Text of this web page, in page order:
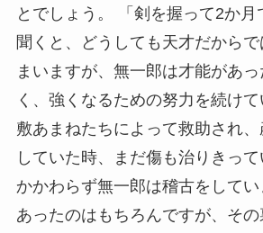
とでしょう。 「剣を握って2か月
聞くと、どうしても天才だから
まいますが、無一郎は才能があ
く、強くなるための努力を続け
敷あまねたちによって救助され
していた時、まだ傷も治りきっ
かかわらず無一郎は稽古をして
あったのはもちろんですが、そ